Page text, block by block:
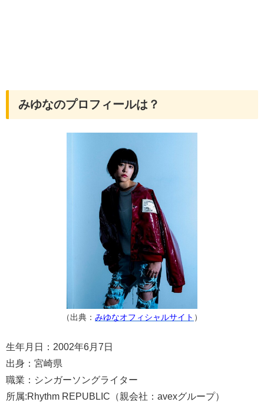
みゆなのプロフィールは？
（出典： みゆなオフィシャルサイト ）
生年月日：2002年6月7日
出身：宮崎県
職業：シンガーソングライター
所属:Rhythm REPUBLIC（親会社：avexグループ）